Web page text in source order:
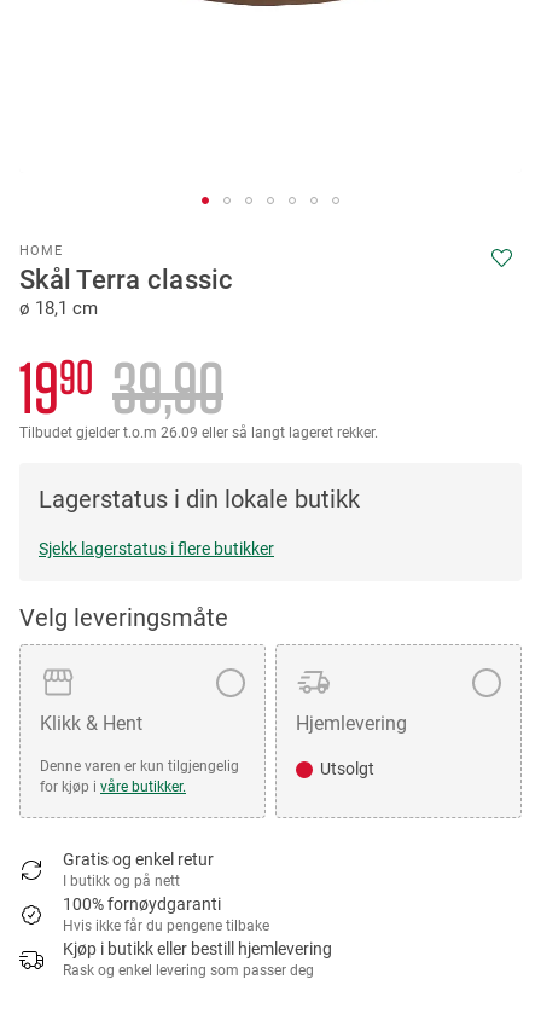
HOME
Skål Terra classic
ø 18,1 cm
1990 3990
Tilbudet gjelder t.o.m 26.09 eller så langt lageret rekker.
Lagerstatus i din lokale butikk
Sjekk lagerstatus i flere butikker
Velg leveringsmåte
Klikk & Hent
Denne varen er kun tilgjengelig
for kjøp i våre butikker.
Hjemlevering
Utsolgt
Gratis og enkel retur
I butikk og på nett
100% fornøydgaranti
Hvis ikke får du pengene tilbake
Kjøp i butikk eller bestill hjemlevering
Rask og enkel levering som passer deg
to
the
beginning
the
images
gallery